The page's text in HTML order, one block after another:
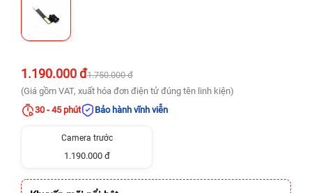
1.190.000 đ1.750.000 đ
(Giá gồm VAT, xuất hóa đơn điện tử đúng tên linh kiện)
30 - 45 phút
Bảo hành vĩnh viễn
Camera trước
1.190.000 đ